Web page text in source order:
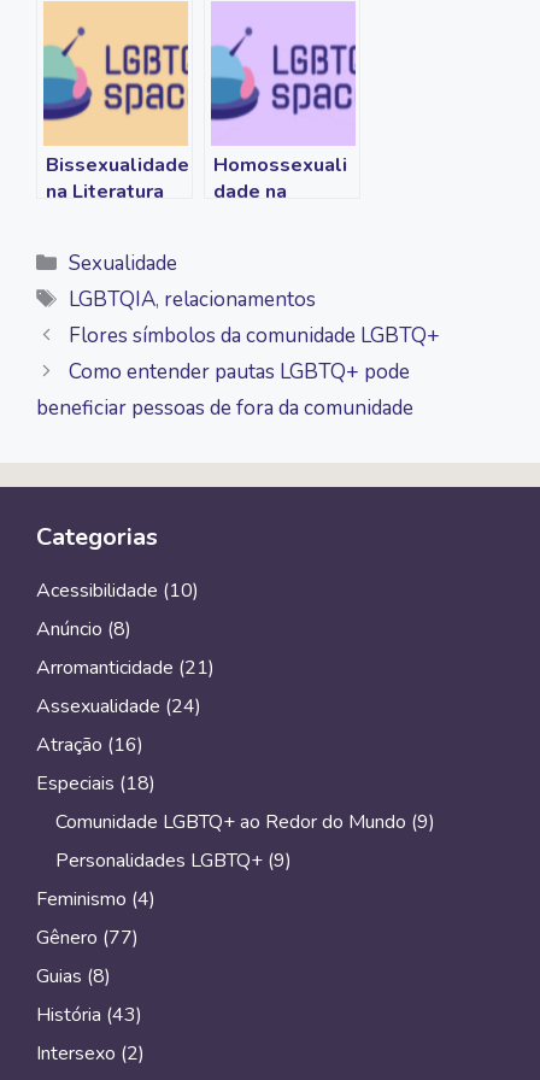
Bissexualidade
na Literatura
Homossexuali
dade na
Categorias
Sexualidade
Tags
LGBTQIA, relacionamentos
Flores símbolos da comunidade LGBTQ+
Como entender pautas LGBTQ+ pode
beneficiar pessoas de fora da comunidade
Categorias
Acessibilidade (10)
Anúncio (8)
Arromanticidade (21)
Assexualidade (24)
Atração (16)
Especiais (18)
Comunidade LGBTQ+ ao Redor do Mundo (9)
Personalidades LGBTQ+ (9)
Feminismo (4)
Gênero (77)
Guias (8)
História (43)
Intersexo (2)